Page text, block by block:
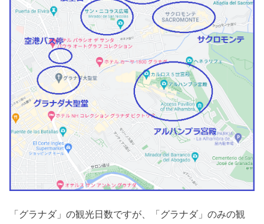
「グラナダ」の観光日数ですが、「グラナダ」のみの観